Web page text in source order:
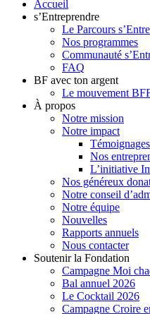
Accueil
s’Entreprendre
Le Parcours
Nos programmes
Communauté
FAQ
BF avec ton argent
Le mouvement
À propos
Notre mission
Notre impact
Témoignages
Nos
L’initiative
Nos généreux
Notre conseil
Notre équipe
Nouvelles
Rapports annuels
Nous contacter
Soutenir la Fondation
Campagne Moi
Bal annuel 2026
Le Cocktail 2026
Campagne Croire